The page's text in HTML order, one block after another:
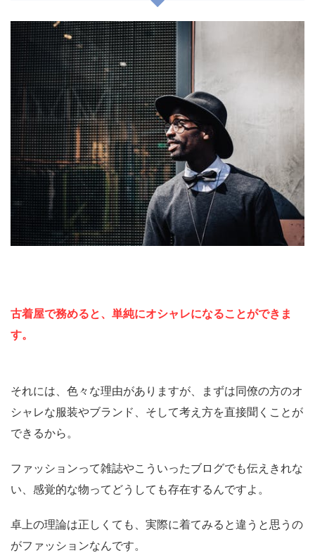
古着屋で務めると、単純にオシャレになることができま
す。
それには、色々な理由がありますが、まずは同僚の方のオ
シャレな服装やブランド、そして考え方を直接聞くことが
できるから。
ファッションって雑誌やこういったブログでも伝えきれな
い、感覚的な物ってどうしても存在するんですよ。
卓上の理論は正しくても、実際に着てみると違うと思うの
がファッションなんです。